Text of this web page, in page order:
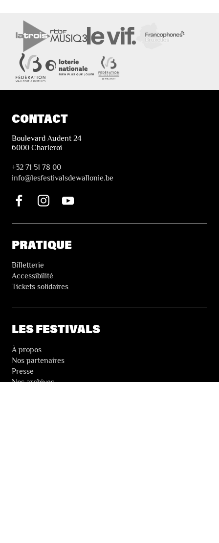
CONTACT
Boulevard Audent 24
6000 Charleroi
+32 71 51 78 00
info@lesfestivalsdewallonie.be
PRATIQUE
Billetterie
Accessibilité
Tickets solidaires
LES FESTIVALS
À propos
Nos partenaires
Presse
Nos archives